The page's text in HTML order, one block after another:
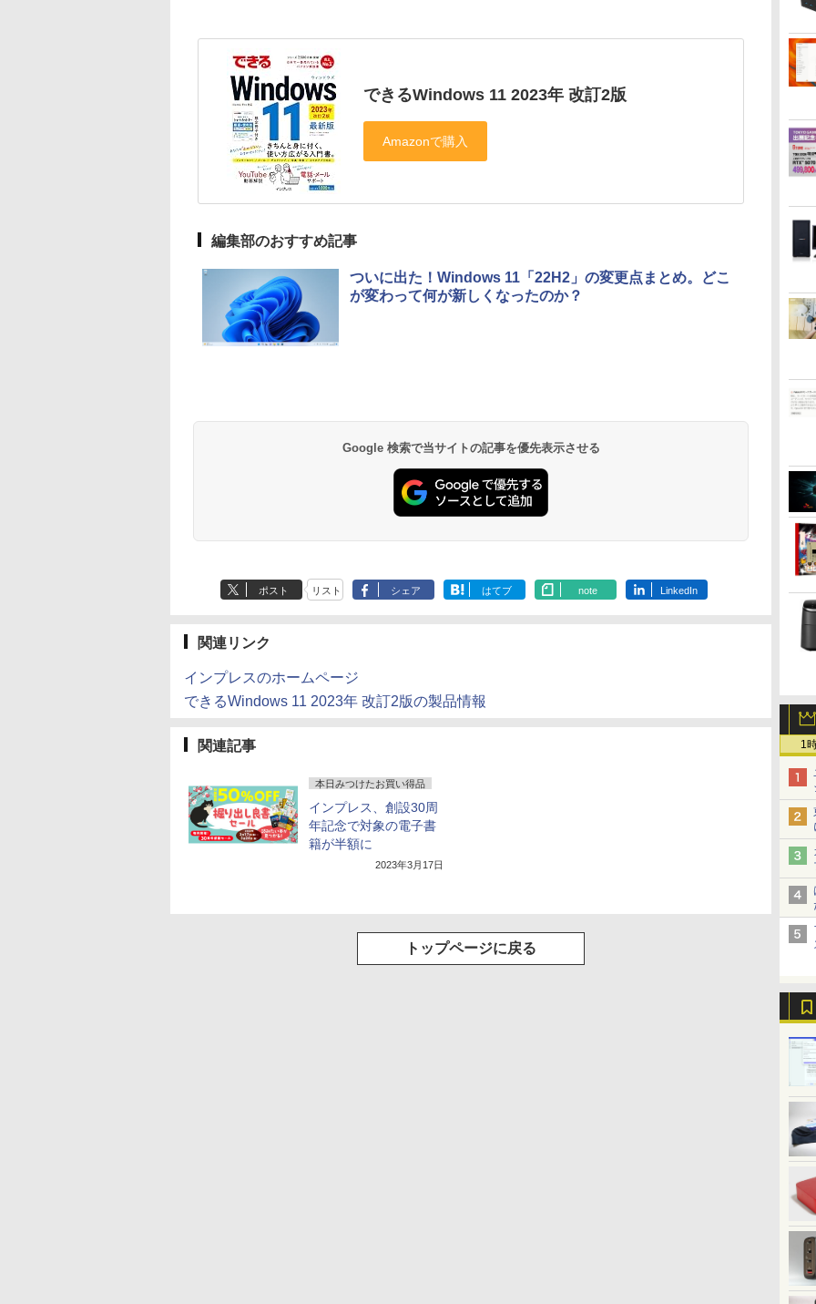
1
できるWindows 11 2023年 改訂2版
編集部のおすすめ記事
ついに出た！Windows 11「22H2」の変更点まとめ。どこ
が変わって何が新しくなったのか？
Google 検索で当サイトの記事を優先表示させる
ポスト リスト シェア はてブ note LinkedIn
関連リンク
インプレスのホームページ
できるWindows 11 2023年 改訂2版の製品情報
関連記事
本日みつけたお買い得品
インプレス、創設30周
年記念で対象の電子書
籍が半額に
2023年3月17日
トップページに戻る